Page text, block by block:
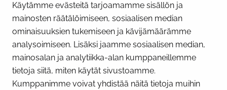
Käytämme evästeitä tarjoamamme sisällön ja
mainosten räätälöimiseen, sosiaalisen median
ominaisuuksien tukemiseen ja kävijämäärämme
analysoimiseen. Lisäksi jaamme sosiaalisen median,
mainosalan ja analytiikka-alan kumppaneillemme
tietoja siitä, miten käytät sivustoamme.
Kumppanimme voivat yhdistää näitä tietoja muihin
Näytä evästeasetukseni
SOSIAALINEN MEDIA
Facebook InstagramYouTube